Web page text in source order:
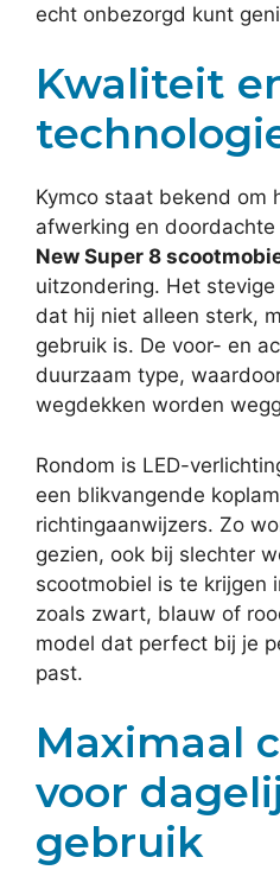
echt onbezorgd kunt
Kwaliteit
Kymco staat bekend om
afwerking en
New Super 8
uitzondering. Het
dat hij niet alleen sterk,
gebruik is. De voor- en
duurzaam type,
wegdekken worden
Rondom is LED-
een blikvangende
richtingaanwijzers. Zo
gezien, ook bij slechter
scootmobiel is te krijgen
zoals zwart, blauw of
model dat perfect bij je
past.
Maximaal
voor
gebruik